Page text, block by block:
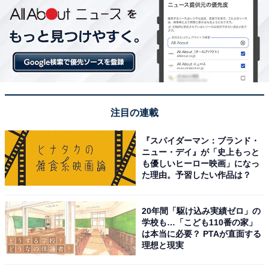
※掲載されている情報は記事公開時のものです。あらか
じめご了承ください。 また、記事中の宿泊プランを予約
この記事の執筆者： All About ニュース お買
いもの部
のがもっと楽しく、もっとお得になる情報をお届け。編集部員によ
る独自レビューなど、ここでしか手に入らない情報も満載です。
...続きを読む
注目の連載
『スパイダーマン：ブランド・
ニュー・デイ』が「史上もっと
も優しいヒーロー映画」になっ
た理由。予習したい作品は？
20年間「駆け込み実績ゼロ」の
学校も…「こども110番の家」
は本当に必要？ PTAが直面する
理想と現実